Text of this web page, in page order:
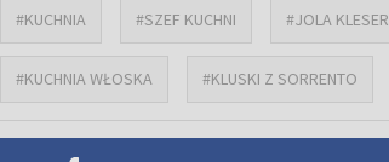
#KUCHNIA #SZEF KUCHNI #JOLA KLESER
#KUCHNIA WŁOSKA #KLUSKI Z SORRENTO